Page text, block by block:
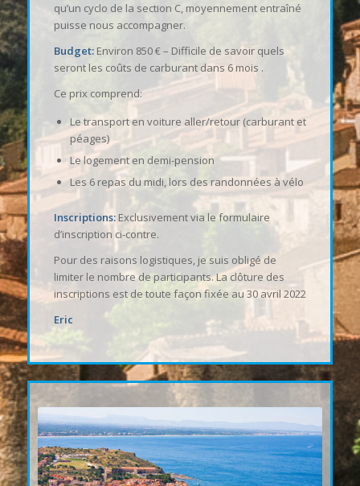
qu’un cyclo de la section C, moyennement entraîné
puisse nous accompagner.
Budget: Environ 850 € – Difficile de savoir quels
seront les coûts de carburant dans 6 mois .
Ce prix comprend:
Le transport en voiture aller/retour (carburant et
péages)
Le logement en demi-pension
Les 6 repas du midi, lors des randonnées à vélo
Inscriptions: Exclusivement via le formulaire
d’inscription ci-contre.
Pour des raisons logistiques, je suis obligé de
limiter le nombre de participants. La clôture des
inscriptions est de toute façon fixée au 30 avril 2022
Eric